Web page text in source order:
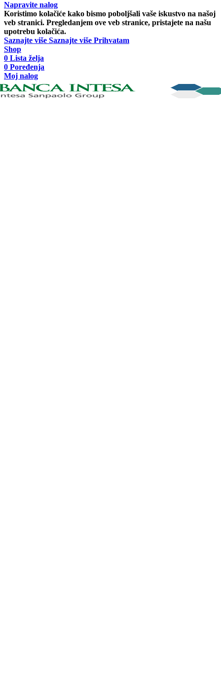
Napravite nalog
Koristimo kolačiće kako bismo poboljšali vaše iskustvo na našoj
veb stranici. Pregledanjem ove veb stranice, pristajete na našu
upotrebu kolačića.
Saznajte više Saznajte više Prihvatam
Shop
0 Lista želja
0 Poređenja
Moj nalog